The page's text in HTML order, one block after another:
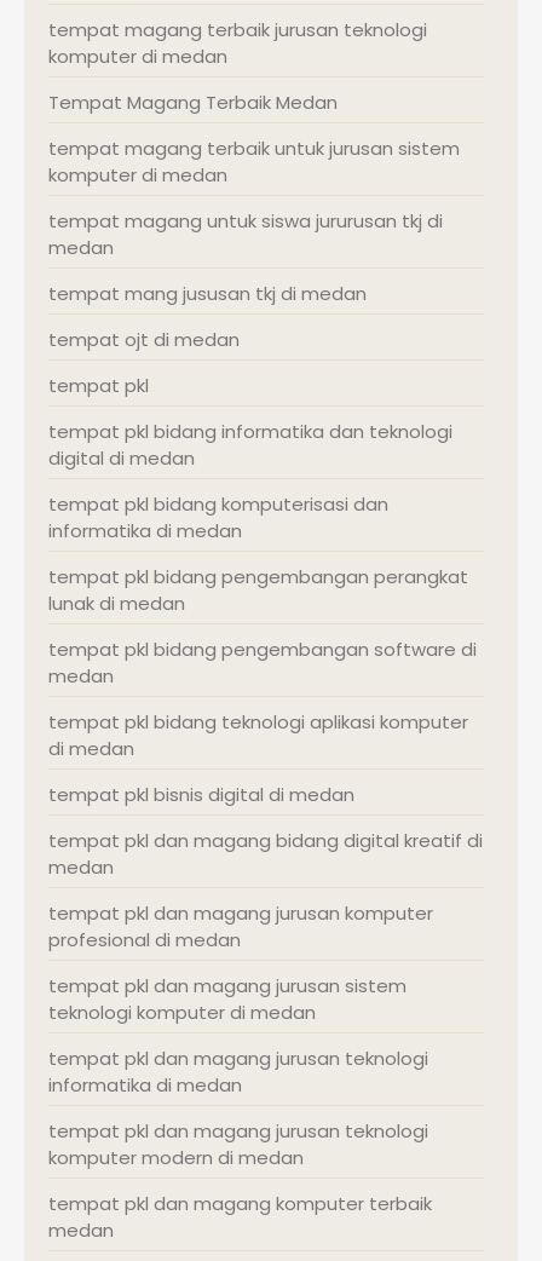
tempat magang terbaik jurusan teknologi
komputer di medan
Tempat Magang Terbaik Medan
tempat magang terbaik untuk jurusan sistem
komputer di medan
tempat magang untuk siswa jururusan tkj di
medan
tempat mang jususan tkj di medan
tempat ojt di medan
tempat pkl
tempat pkl bidang informatika dan teknologi
digital di medan
tempat pkl bidang komputerisasi dan
informatika di medan
tempat pkl bidang pengembangan perangkat
lunak di medan
tempat pkl bidang pengembangan software di
medan
tempat pkl bidang teknologi aplikasi komputer
di medan
tempat pkl bisnis digital di medan
tempat pkl dan magang bidang digital kreatif di
medan
tempat pkl dan magang jurusan komputer
profesional di medan
tempat pkl dan magang jurusan sistem
teknologi komputer di medan
tempat pkl dan magang jurusan teknologi
informatika di medan
tempat pkl dan magang jurusan teknologi
komputer modern di medan
tempat pkl dan magang komputer terbaik
medan